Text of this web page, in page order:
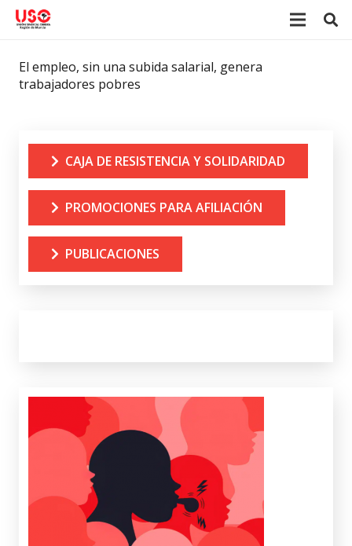
El empleo, sin una subida salarial, genera
trabajadores pobres
CAJA DE RESISTENCIA Y SOLIDARIDAD
PROMOCIONES PARA AFILIACIÓN
PUBLICACIONES